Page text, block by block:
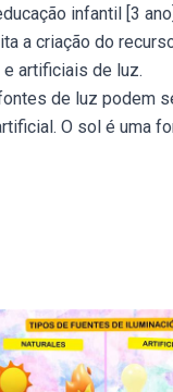
infantil [3 ano]
a criação do
artificiais de luz.
de luz podem
O sol é uma